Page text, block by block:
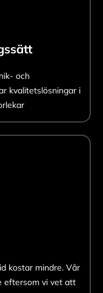
och
kvalitetslösningar i
kostar mindre. Vår
eftersom vi vet att